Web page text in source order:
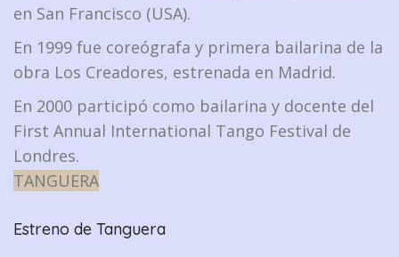
en San Francisco (USA).
En 1999 fue coreógrafa y primera bailarina de la
obra Los Creadores, estrenada en Madrid.
En 2000 participó como bailarina y docente del
First Annual International Tango Festival de
Londres.
TANGUERA
Estreno de Tanguera